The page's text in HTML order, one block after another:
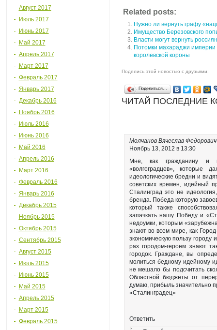
Август 2017
Июль 2017
Июнь 2017
Май 2017
Апрель 2017
Март 2017
Февраль 2017
Январь 2017
Декабрь 2016
Ноябрь 2016
Июль 2016
Июнь 2016
Май 2016
Апрель 2016
Март 2016
Февраль 2016
Январь 2016
Декабрь 2015
Ноябрь 2015
Октябрь 2015
Сентябрь 2015
Август 2015
Июль 2015
Июнь 2015
Май 2015
Апрель 2015
Март 2015
Февраль 2015
Related posts:
Нужно ли вернуть графу
Имущество Березовского
Власти могут вернуть
Потомки махараджи империи
королевской короны
Поделись этой новостью с друзьями:
Поделиться…
ЧИТАЙ ПОСЛЕДНИЕ
Молчанов Вячеслав Федорович
Ноябрь 13, 2012 в 13:30
Мне, как гражданину и
«волгоградцев», которые
идеологические бредни и
советских времен, идейный
Сталинград это не
бренда. Победа которую
который также
запачкать нашу Победу и
недоумки, которым
знают во всем мире, как
экономическую пользу городу
раз городом-героем знают
городок. Граждане, вы
молиться бедному идейному
не мешало бы подсчитать
Областной бюджеты от
думаю, прибыль значительно
«Сталинградец»
Ответить